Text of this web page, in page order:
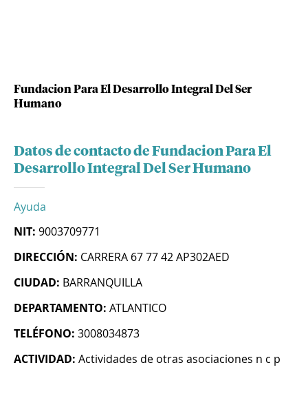
Fundacion Para El Desarrollo Integral Del Ser
Humano
Datos de contacto de Fundacion Para El
Desarrollo Integral Del Ser Humano
Ayuda
NIT: 9003709771
DIRECCIÓN: CARRERA 67 77 42 AP302AED
CIUDAD: BARRANQUILLA
DEPARTAMENTO: ATLANTICO
TELÉFONO: 3008034873
ACTIVIDAD: Actividades de otras asociaciones n c p